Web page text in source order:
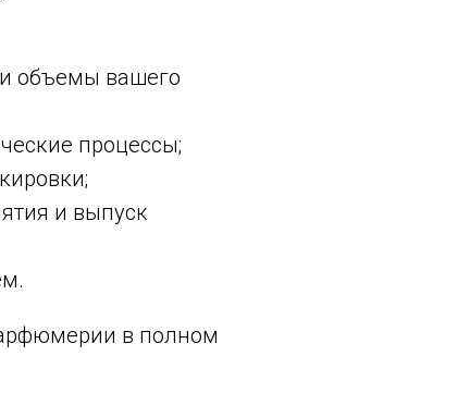
объемы вашего
процессы;
и выпуск
в полном